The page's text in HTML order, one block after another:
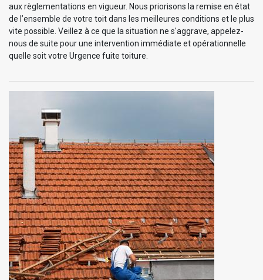
aux règlementations en vigueur. Nous priorisons la remise en état
de l’ensemble de votre toit dans les meilleures conditions et le plus
vite possible. Veillez à ce que la situation ne s'aggrave, appelez-
nous de suite pour une intervention immédiate et opérationnelle
quelle soit votre Urgence fuite toiture.